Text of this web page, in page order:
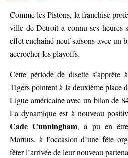
Comme les Pistons, la franchise
ville de Detroit a connu ses heures
effet enchaîné neuf saisons avec un
accrocher les playoffs.
Cette période de disette
Tigers pointent à la deuxième place
Ligue américaine avec un bilan de
La dynamique est à nouveau
Cade Cunningham, a pu en
Martius, à l’occasion d’une fête
fêter l’arrivée de leur nouveau